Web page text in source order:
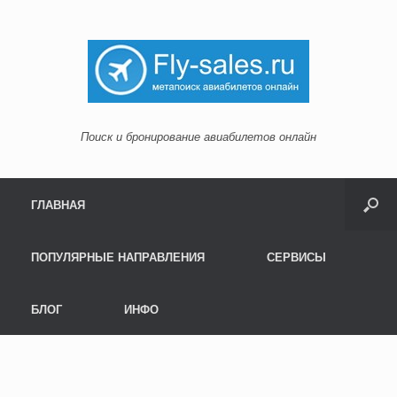
Поиск и бронирование авиабилетов онлайн
ГЛАВНАЯ
ПОПУЛЯРНЫЕ НАПРАВЛЕНИЯ СЕРВИСЫ
БЛОГ ИНФО